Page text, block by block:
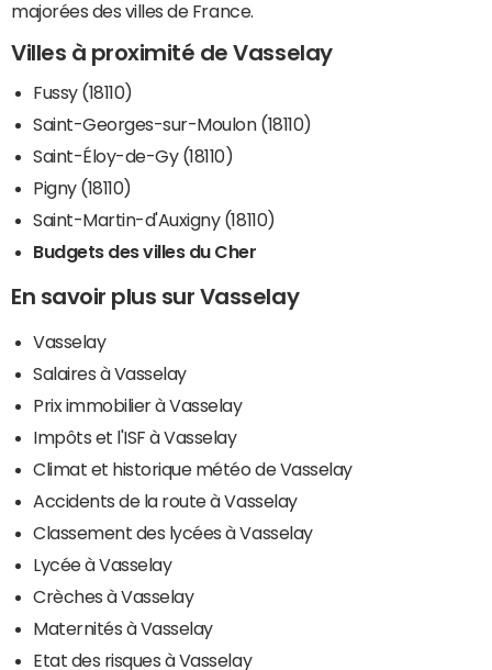
majorées des villes de France.
Villes à proximité de Vasselay
Fussy (18110)
Saint-Georges-sur-Moulon (18110)
Saint-Éloy-de-Gy (18110)
Pigny (18110)
Saint-Martin-d'Auxigny (18110)
Budgets des villes du Cher
En savoir plus sur Vasselay
Vasselay
Salaires à Vasselay
Prix immobilier à Vasselay
Impôts et l'ISF à Vasselay
Climat et historique météo de Vasselay
Accidents de la route à Vasselay
Classement des lycées à Vasselay
Lycée à Vasselay
Crèches à Vasselay
Maternités à Vasselay
Etat des risques à Vasselay